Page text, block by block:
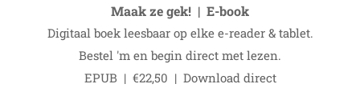
Maak ze gek! | E-book
Digitaal boek leesbaar op elke e-reader & tablet.
Bestel 'm en begin direct met lezen.
EPUB | €22,50 | Download direct